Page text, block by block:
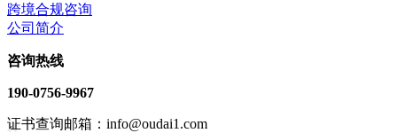
跨境合规咨询
公司简介
咨询热线
190-0756-9967
证书查询邮箱：info@oudai1.com